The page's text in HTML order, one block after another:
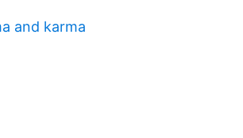
and karma